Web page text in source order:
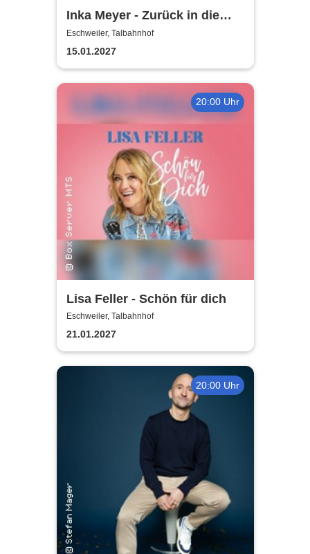
Inka Meyer - Zurück in die
Zugluft
Eschweiler, Talbahnhof
15.01.2027
20:00 Uhr
Lisa Feller - Schön für dich
Eschweiler, Talbahnhof
21.01.2027
20:00 Uhr